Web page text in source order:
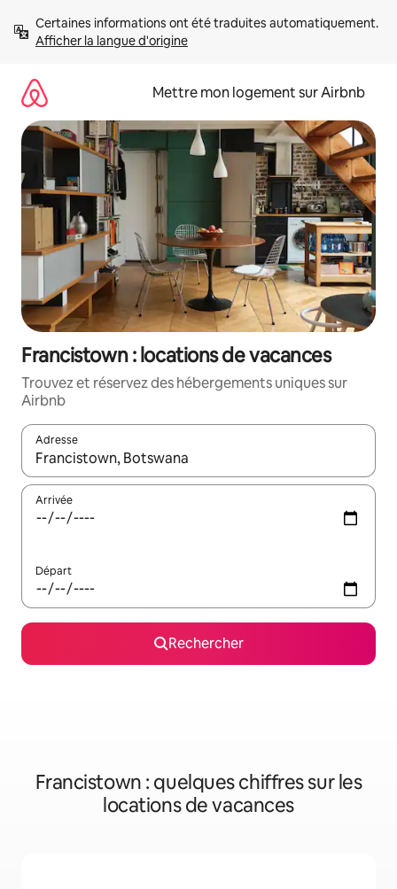
directement
Afficher la langue d'origine
Mettre mon logement sur Airbnb
Francistown : locations de vacances
Trouvez et réservez des hébergements uniques sur
Airbnb
Adresse
Lorsque les résultats s'affichent, utilisez les flèches vers le
Arrivée
Départ
Rechercher
Francistown : quelques chiffres sur les
locations de vacances